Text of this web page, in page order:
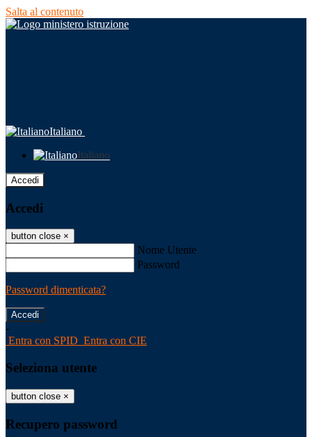
Salta al contenuto
Italiano
Italiano
Accedi
Accedi
button close ×
Nome Utente
Password
Password dimenticata?
-
Entra con SPID Entra con CIE
Seleziona utente
button close ×
Recupero password